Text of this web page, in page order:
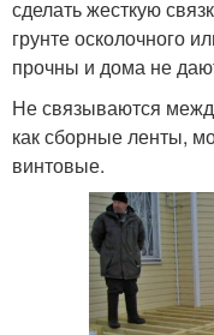
сделать жесткую
грунте осколочного
прочны и дома не
Не связываются
как сборные ленты,
винтовые.